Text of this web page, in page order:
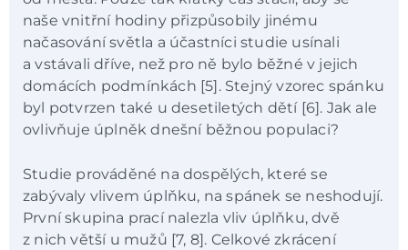
naše vnitřní hodiny přizpůsobily jinému
načasování světla a účastníci studie usínali
a vstávali dříve, než pro ně bylo běžné v jejich
domácích podmínkách [5]. Stejný vzorec spánku
byl potvrzen také u desetiletých dětí [6]. Jak ale
ovlivňuje úplněk dnešní běžnou populaci?
Studie prováděné na dospělých, které se
zabývaly vlivem úplňku, na spánek se neshodují.
První skupina prací nalezla vliv úplňku, dvě
z nich větší u mužů [7, 8]. Celkové zkrácení